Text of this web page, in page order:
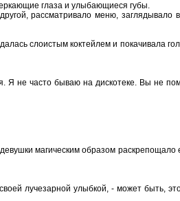
глаза и улыбающиеся губы.
рассматривало меню, заглядывало
слоистым коктейлем и покачивала
Я не часто бываю на дискотеке. Вы не
магическим образом раскрепощало
лучезарной улыбкой, - может быть,